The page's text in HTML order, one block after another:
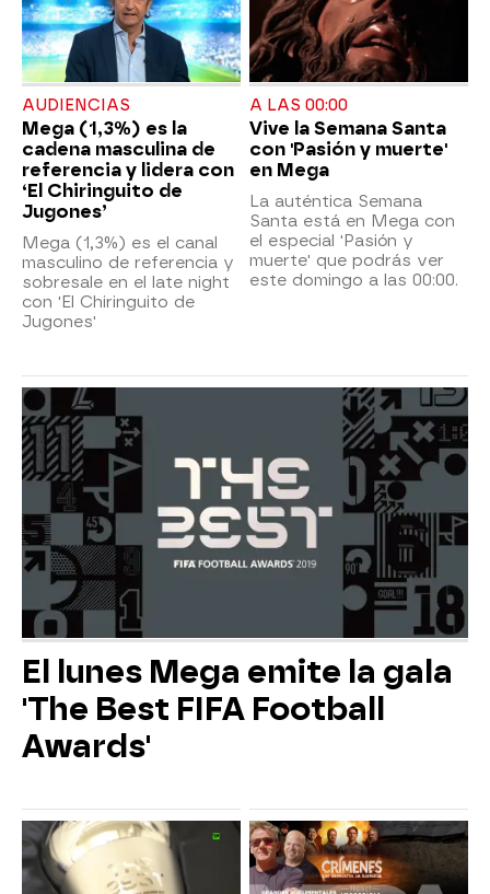
AUDIENCIAS
Mega (1,3%) es la
cadena masculina de
referencia y lidera con
‘El Chiringuito de
Jugones’
Mega (1,3%) es el canal
masculino de referencia y
sobresale en el late night
con 'El Chiringuito de
Jugones'
A LAS 00:00
Vive la Semana Santa
con 'Pasión y muerte'
en Mega
La auténtica Semana
Santa está en Mega con
el especial 'Pasión y
muerte' que podrás ver
este domingo a las 00:00.
El lunes Mega emite la gala
'The Best FIFA Football
Awards'